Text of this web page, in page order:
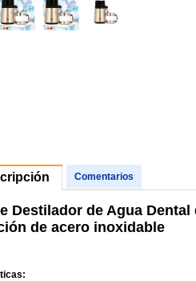
Comentarios
Destilador de Agua
de acero inoxidable